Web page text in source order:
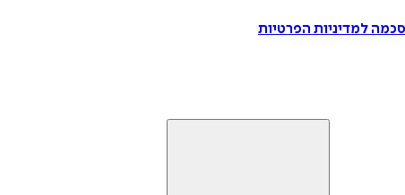
למדיניות הפרטיות